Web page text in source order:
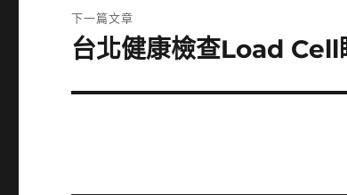
文
章:
下一篇文章
下
篇
台北健康檢查Load Cell